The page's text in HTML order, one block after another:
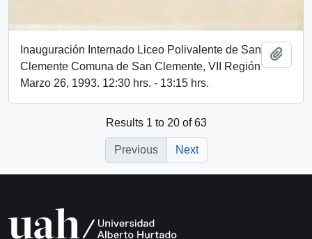
Inauguración Internado Liceo Polivalente de San
Clemente Comuna de San Clemente, VII Región
Marzo 26, 1993. 12:30 hrs. - 13:15 hrs.
Results 1 to 20 of 63
Previous Next